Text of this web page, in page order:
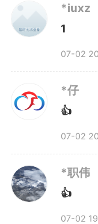
起来。
量子科技
才的竞争
硕士生行
行委员，贺
流平台，
*iuxz
1
07-02
*仔
👍
07-02
*职伟
👍
07-02